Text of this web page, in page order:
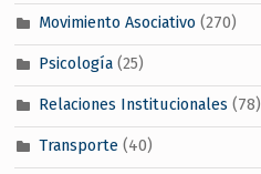
Movimiento Asociativo (270)
Psicología(25)
Relaciones Institucionales (78)
Transporte(40)